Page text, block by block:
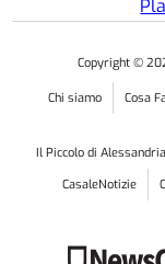
Copyright ©
Chi siamo Cosa
Il Piccolo di Alessandria
CasaleNotizie